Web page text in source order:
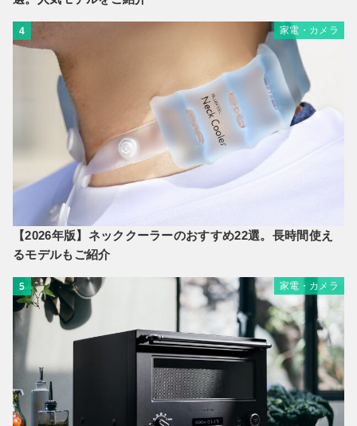
4 家電・カメラ
【2026年版】ネッククーラーのおすすめ22選。長時間使え
るモデルもご紹介
5 家電・カメラ